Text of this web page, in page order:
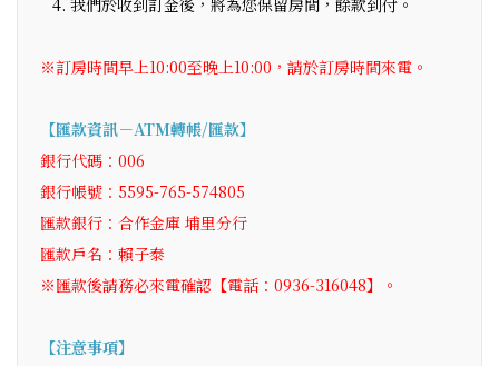
我們於收到訂金後，將為您保留房間，餘款到付。
※訂房時間早上10:00至晚上10:00，請於訂房時間來電。
【匯款資訊－ATM轉帳/匯款】
銀行代碼：006
銀行帳號：5595-765-574805
匯款銀行：合作金庫 埔里分行
匯款戶名：賴子泰
※匯款後請務必來電確認【電話：0936-316048】。
【注意事項】